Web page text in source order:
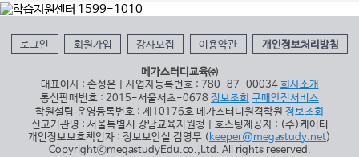
로그인 회원가입 강사모집 이용약관 개인정보처리방침
메가스터디교육㈜
대표이사 : 손성은 | 사업자등록번호 : 780-87-00034 회사소개
통신판매번호 : 2015-서울서초-0678 정보조회 구매안전서비스
학원설립∙운영등록번호 : 제10176호 메가스터디원격학원 정보조회
신고기관명 : 서울특별시 강남교육지원청 | 호스팅제공자 : (주)케이티
개인정보보호책임자 : 정보보안실 김영무 ( keeper@megastudy.net)
CopyrightⓒmegastudyEdu.co.,Ltd. All rights reserved.